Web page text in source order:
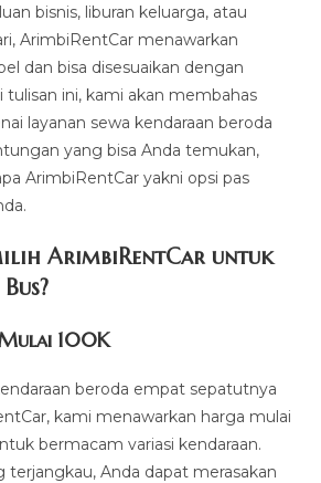
bisnis, liburan keluarga, atau
ArimbiRentCar menawarkan
dan bisa disesuaikan dengan
tulisan ini, kami akan membahas
layanan sewa kendaraan beroda
yang bisa Anda temukan,
ArimbiRentCar yakni opsi pas
ArimbiRentCar untuk
100K
beroda empat sepatutnya
kami menawarkan harga mulai
bermacam variasi kendaraan.
terjangkau, Anda dapat merasakan